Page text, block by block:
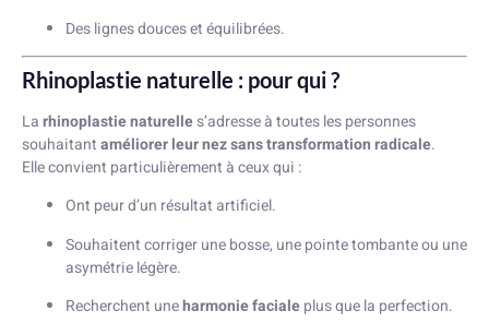
Des lignes douces et équilibrées.
Rhinoplastie naturelle : pour qui ?
Larhinoplastie naturelles’adresse à toutes les personnes
souhaitantaméliorer leur nez sans transformation radicale.
Elle convient particulièrement à ceux qui :
Ont peur d’un résultat artificiel.
Souhaitent corriger une bosse, une pointe tombante ou une
asymétrie légère.
Recherchent uneharmonie facialeplus que la perfection.